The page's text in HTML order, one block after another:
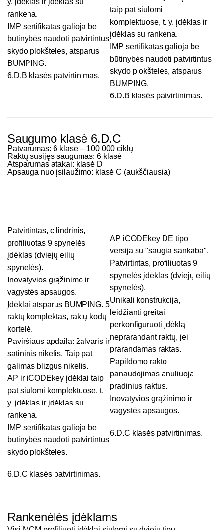
y. įdėklas ir įdėklas su
rankena.
IMP sertifikatas galioja be
būtinybės naudoti patvirtintus
skydo plokšteles, atsparus
BUMPING.
6.D.B klasės patvirtinimas.
taip pat siūlomi
komplektuose, t. y. įdėklas ir
įdėklas su rankena.
IMP sertifikatas galioja be
būtinybės naudoti patvirtintus
skydo plokšteles, atsparus
BUMPING.
6.D.B klasės patvirtinimas.
Saugumo klasė 6.D.C
Patvarumas: 6 klasė – 100 000 ciklų
Raktų susijęs saugumas: 6 klasė
Atsparumas atakai: klasė D
Apsauga nuo įsilaužimo: klasė C (aukščiausia)
Patvirtintas, cilindrinis,
profiliuotas 9 spynelės
įdėklas (dviejų eilių
spynelės).
Inovatyvios grąžinimo ir
vagystės apsaugos.
Įdėklai atsparūs BUMPING. 5
raktų komplektas, raktų kodų
kortelė.
Paviršiaus apdaila: žalvaris ir
satininis nikelis. Taip pat
galimas blizgus nikelis.
AP ir iCODEkey įdėklai taip
pat siūlomi komplektuose, t.
y. įdėklas ir įdėklas su
rankena.
IMP sertifikatas galioja be
būtinybės naudoti patvirtintus
skydo plokšteles.
6.D.C klasės patvirtinimas.
AP iCODEkey DE tipo
versija su "saugia sankaba".
Patvirtintas, profiliuotas 9
spynelės įdėklas (dviejų eilių
spynelės).
Unikali konstrukcija,
leidžianti greitai
perkonfigūruoti įdėklą
neprarandant raktų, jei
prarandamas raktas.
Papildomo rakto
panaudojimas anuliuoja
pradinius raktus.
Inovatyvios grąžinimo ir
vagystės apsaugos.
6.D.C klasės patvirtinimas.
Rankenėlės įdėklams